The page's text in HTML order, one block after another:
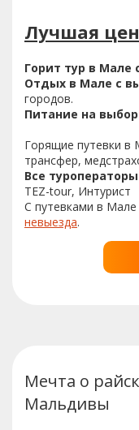
Лучшая
Горит тур в Мале
Отдых в Мале с
городов.
Питание на
Горящие путевки в
трансфер,
Все
TEZ-tour, Интурист
С путевками в
невыезда.
Мечта о
Мальдивы